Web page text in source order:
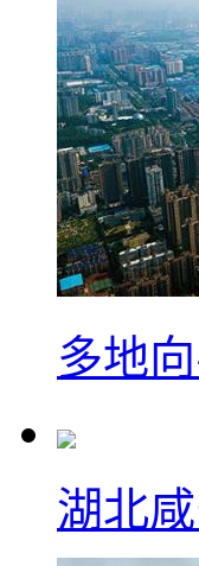
多地
湖北